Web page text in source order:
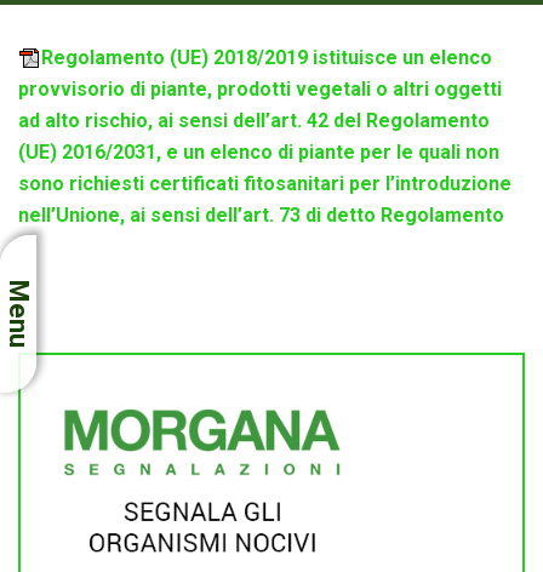
Menu
Regolamento (UE) 2018/2019 istituisce un elenco
provvisorio di piante, prodotti vegetali o altri oggetti
ad alto rischio, ai sensi dell’art. 42 del Regolamento
(UE) 2016/2031, e un elenco di piante per le quali non
sono richiesti certificati fitosanitari per l’introduzione
nell’Unione, ai sensi dell’art. 73 di detto Regolamento